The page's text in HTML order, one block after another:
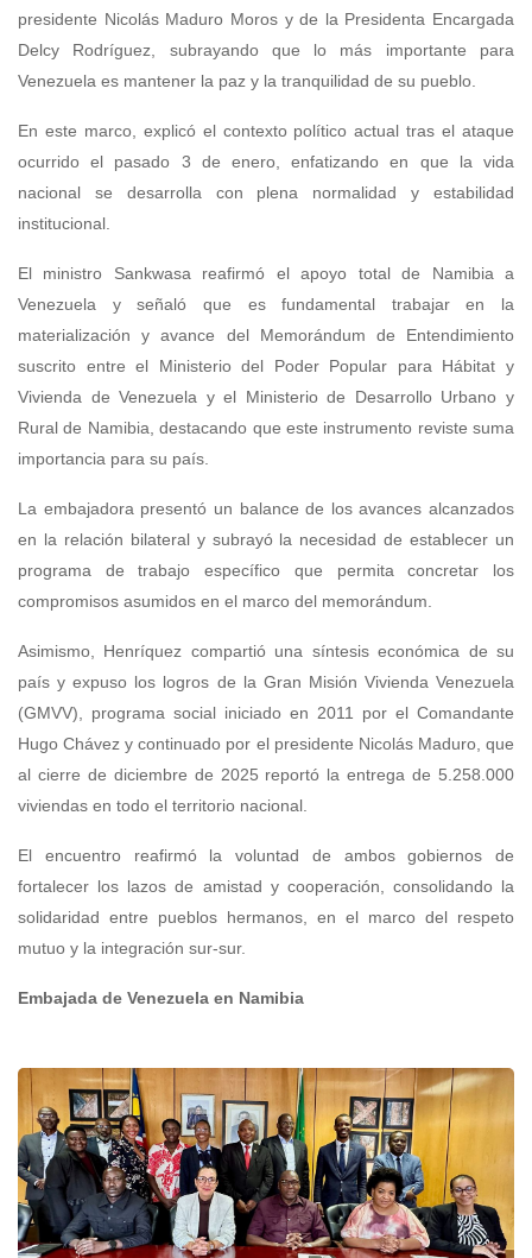
presidente Nicolás Maduro Moros y de la Presidenta Encargada
Delcy Rodríguez, subrayando que lo más importante para
Venezuela es mantener la paz y la tranquilidad de su pueblo.
En este marco, explicó el contexto político actual tras el ataque
ocurrido el pasado 3 de enero, enfatizando en que la vida
nacional se desarrolla con plena normalidad y estabilidad
institucional.
El ministro Sankwasa reafirmó el apoyo total de Namibia a
Venezuela y señaló que es fundamental trabajar en la
materialización y avance del Memorándum de Entendimiento
suscrito entre el Ministerio del Poder Popular para Hábitat y
Vivienda de Venezuela y el Ministerio de Desarrollo Urbano y
Rural de Namibia, destacando que este instrumento reviste suma
importancia para su país.
La embajadora presentó un balance de los avances alcanzados
en la relación bilateral y subrayó la necesidad de establecer un
programa de trabajo específico que permita concretar los
compromisos asumidos en el marco del memorándum.
Asimismo, Henríquez compartió una síntesis económica de su
país y expuso los logros de la Gran Misión Vivienda Venezuela
(GMVV), programa social iniciado en 2011 por el Comandante
Hugo Chávez y continuado por el presidente Nicolás Maduro, que
al cierre de diciembre de 2025 reportó la entrega de 5.258.000
viviendas en todo el territorio nacional.
El encuentro reafirmó la voluntad de ambos gobiernos de
fortalecer los lazos de amistad y cooperación, consolidando la
solidaridad entre pueblos hermanos, en el marco del respeto
mutuo y la integración sur-sur.
Embajada de Venezuela en Namibia